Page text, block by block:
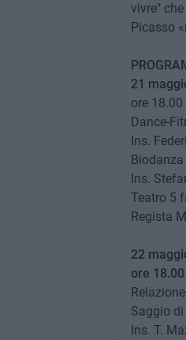
vivre"
Picasso
21
ore
Dance-
Ins.
Ins.
Teatro 5
Regista
22
ore 18.00
Saggio di
Ins. T.